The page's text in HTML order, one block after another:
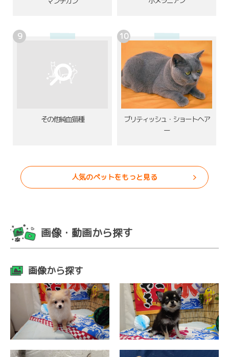
その他純血猫種
ブリティッシュ・ショートヘア
ー
人気のペットをもっと見る
画像・動画から探す
画像から探す